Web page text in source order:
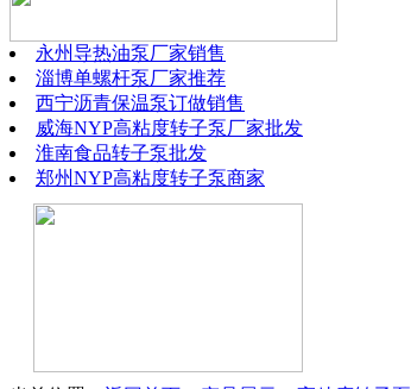
永州导热油泵厂家销售
淄博单螺杆泵厂家推荐
西宁沥青保温泵订做销售
威海NYP高粘度转子泵厂家批发
淮南食品转子泵批发
郑州NYP高粘度转子泵商家